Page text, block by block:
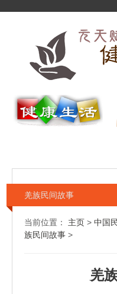
羌族民间故事
当前位置： 主页 > 中国
族民间故事 >
羌